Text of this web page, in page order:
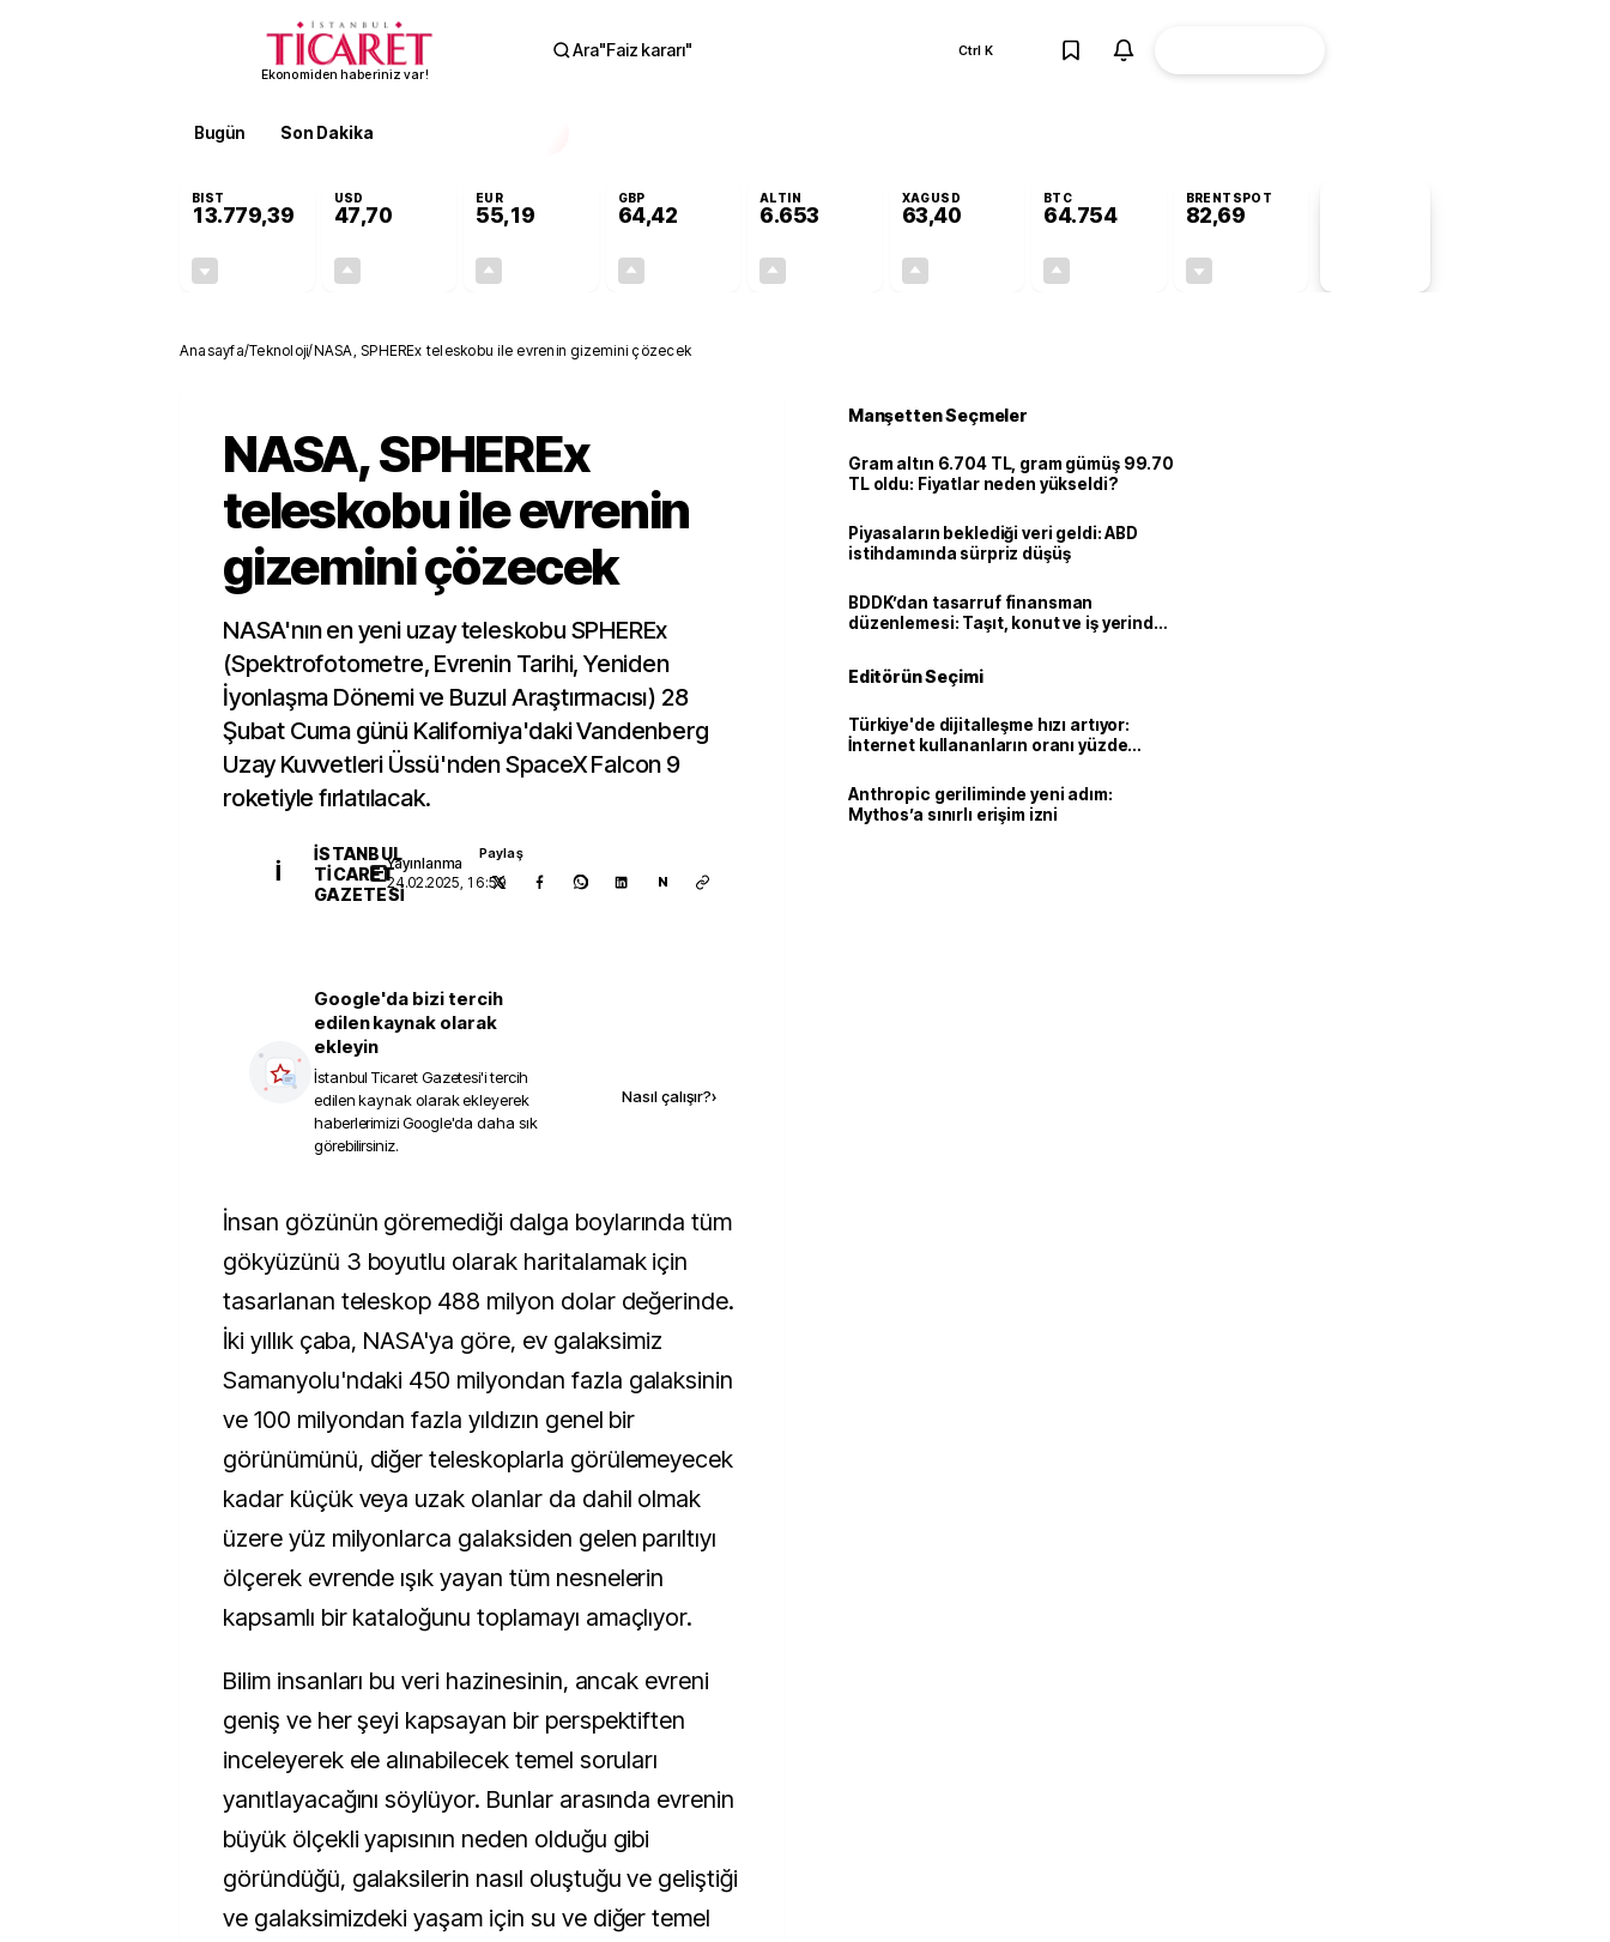
Ekonomiden haberiniz var!
Ara"Faiz kararı" Ctrl K
Bugün Son Dakika
BIST
13.779,39
USD
47,70
EUR
55,19
GBP
64,42
ALTIN
6.653
XAGUSD
63,40
BTC
64.754
BRENTSPOT
82,69
Anasayfa/Teknoloji/NASA, SPHEREx teleskobu ile evrenin gizemini çözecek
NASA, SPHEREx
teleskobu ile evrenin
gizemini çözecek
NASA'nın en yeni uzay teleskobu SPHEREx
(Spektrofotometre, Evrenin Tarihi, Yeniden
İyonlaşma Dönemi ve Buzul Araştırmacısı) 28
Şubat Cuma günü Kaliforniya'daki Vandenberg
Uzay Kuvvetleri Üssü'nden SpaceX Falcon 9
roketiyle fırlatılacak.
İ
İSTANBUL
TICARET
GAZETESI
Yayınlanma
24.02.2025, 16:59
Paylaş
N
Google'da bizi tercih
edilen kaynak olarak
ekleyin
İstanbul Ticaret Gazetesi'i tercih
edilen kaynak olarak ekleyerek
haberlerimizi Google'da daha sık
görebilirsiniz.
Nasıl çalışır?›
İnsan gözünün göremediği dalga boylarında tüm
gökyüzünü 3 boyutlu olarak haritalamak için
tasarlanan teleskop 488 milyon dolar değerinde.
İki yıllık çaba, NASA'ya göre, ev galaksimiz
Samanyolu'ndaki 450 milyondan fazla galaksinin
ve 100 milyondan fazla yıldızın genel bir
görünümünü, diğer teleskoplarla görülemeyecek
kadar küçük veya uzak olanlar da dahil olmak
üzere yüz milyonlarca galaksiden gelen parıltıyı
ölçerek evrende ışık yayan tüm nesnelerin
kapsamlı bir kataloğunu toplamayı amaçlıyor.
Bilim insanları bu veri hazinesinin, ancak evreni
geniş ve her şeyi kapsayan bir perspektiften
inceleyerek ele alınabilecek temel soruları
yanıtlayacağını söylüyor. Bunlar arasında evrenin
büyük ölçekli yapısının neden olduğu gibi
göründüğü, galaksilerin nasıl oluştuğu ve geliştiği
ve galaksimizdeki yaşam için su ve diğer temel
Manşetten Seçmeler
Gram altın 6.704 TL, gram gümüş 99.70
TL oldu: Fiyatlar neden yükseldi?
Piyasaların beklediği veri geldi: ABD
istihdamında sürpriz düşüş
BDDK’dan tasarruf finansman
düzenlemesi: Taşıt, konut ve iş yerinde
Editörün Seçimi
Türkiye'de dijitalleşme hızı artıyor:
İnternet kullananların oranı yüzde
Anthropic geriliminde yeni adım:
Mythos’a sınırlı erişim izni